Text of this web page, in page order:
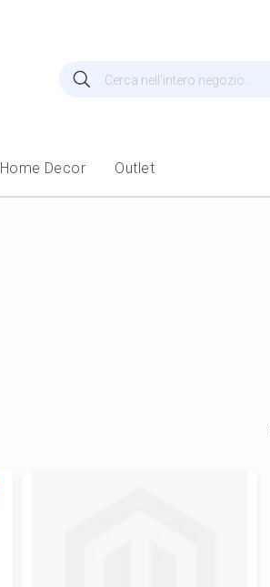
Cerca
Cerca
Home Decor Outlet